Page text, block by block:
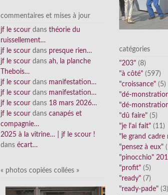
commentaires et mises à jour
jf le scour dans théorie du
ruissellement…
jf le scour dans presque rien…
jf le scour dans ah, la planche
Thebois…
jf le scour dans manifestation…
jf le scour dans manifestation…
jf le scour dans 18 mars 2026…
jf le scour dans canapés et
compagnie…
2025 à la vitrine… | jf le scour !
dans écart…
« photos copiées collées »
catégories
"203" (8)
"à côté" (597)
"croissance" (5)
"dé-
"dé-
"dû faire" (5)
"je l'ai fait" (11)
"le grand cadre
"pensez à eux"
"pinocchio"
"profit" (5)
"ready" (7)
"ready-pade" (3)